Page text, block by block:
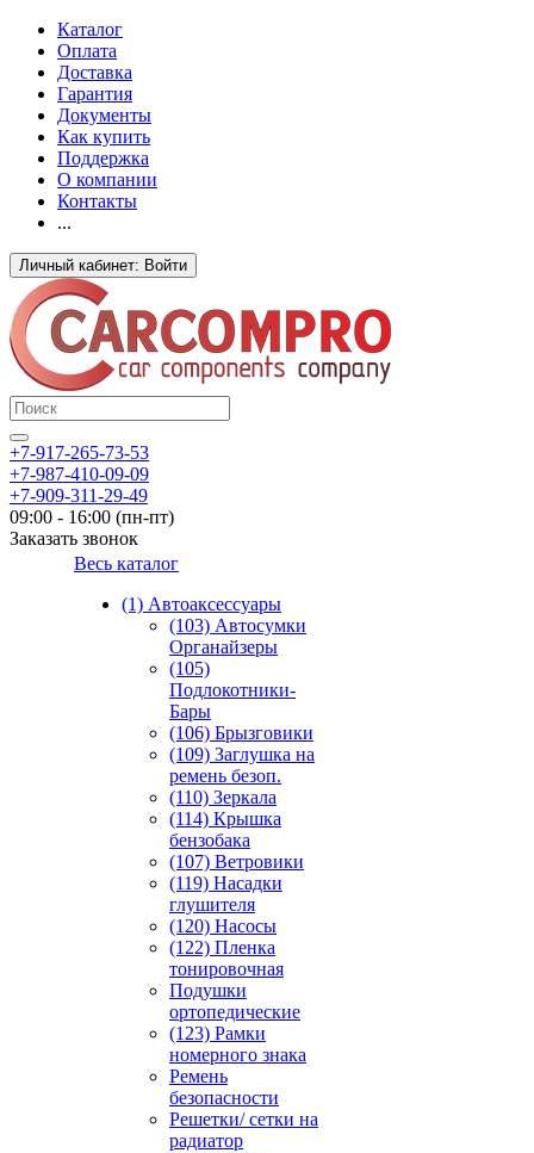
Каталог
Оплата
Доставка
Гарантия
Документы
Как купить
Поддержка
О компании
Контакты
...
Личный кабинет: Войти
+7-917-265-73-53
+7-987-410-09-09
+7-909-311-29-49
09:00 - 16:00 (пн-пт)
Заказать звонок
Весь каталог
(1) Автоаксессуары
(103) Автосумки
Органайзеры
(105)
Подлокотники-
Бары
(106) Брызговики
(109) Заглушка на
ремень безоп.
(110) Зеркала
(114) Крышка
бензобака
(107) Ветровики
(119) Насадки
глушителя
(120) Насосы
(122) Пленка
тонировочная
Подушки
ортопедические
(123) Рамки
номерного знака
Ремень
безопасности
Решетки/ сетки на
радиатор